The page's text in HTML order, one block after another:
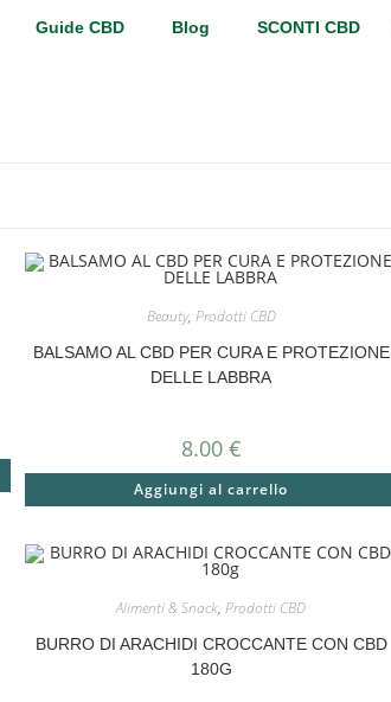
Guide CBD Blog SCONTI CBD
Beauty, Prodotti CBD
BALSAMO AL CBD PER CURA E PROTEZIONE
DELLE LABBRA
8.00 €
Aggiungi al carrello
Alimenti & Snack, Prodotti CBD
BURRO DI ARACHIDI CROCCANTE CON CBD
180G